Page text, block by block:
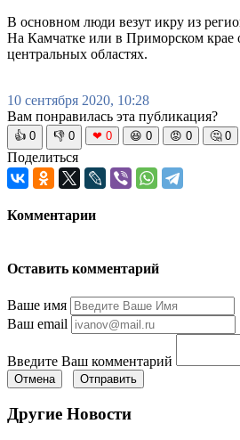
В основном люди везут икру из
На Камчатке или в Приморском крае
центральных областях.
10 сентября 2020, 10:28
Вам понравилась эта публикация?
👍 0 👎 0 ❤ 0 😆 0 😡 0 🤔 0
Поделиться
Комментарии
Оставить комментарий
Ваше имя
Ваш email
Введите Ваш комментарий
Отмена Отправить
Другие Новости